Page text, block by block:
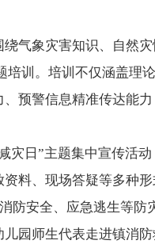
象灾害知识、自然灾
训。培训不仅涵盖理
预警信息精准传达能
日”主题集中宣传活动
料、现场答疑等多种形
安全、应急逃生等防
师生代表走进镇消防